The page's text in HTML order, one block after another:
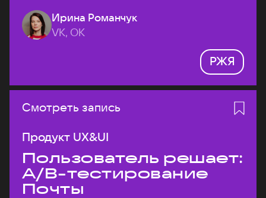
Ирина Романчук
VK, ОК
РЖЯ
Смотреть запись
Продукт UX&UI
Пользователь решает:
A/B-тестирование
Почты